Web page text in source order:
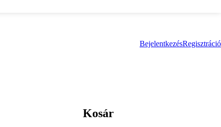
BejelentkezésRegisztráció
Kosár